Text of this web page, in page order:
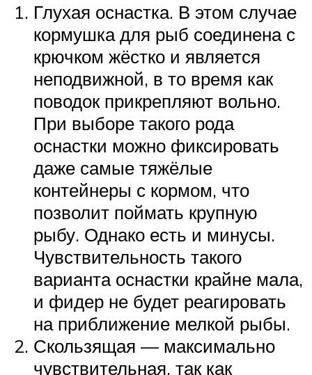
Глухая оснастка. В этом случае
кормушка для рыб соединена с
крючком жёстко и является
неподвижной, в то время как
поводок прикрепляют вольно.
При выборе такого рода
оснастки можно фиксировать
даже самые тяжёлые
контейнеры с кормом, что
позволит поймать крупную
рыбу. Однако есть и минусы.
Чувствительность такого
варианта оснастки крайне мала,
и фидер не будет реагировать
на приближение мелкой рыбы.
Скользящая — максимально
чувствительная, так как